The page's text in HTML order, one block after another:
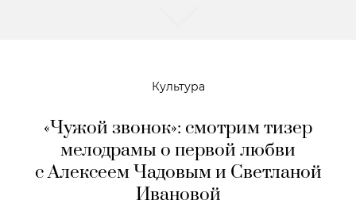
Культура
«Чужой звонок»: смотрим тизер
мелодрамы о первой любви
с Алексеем Чадовым и Светланой
Ивановой